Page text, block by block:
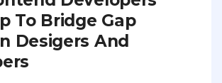
To Bridge Gap
Desigers And